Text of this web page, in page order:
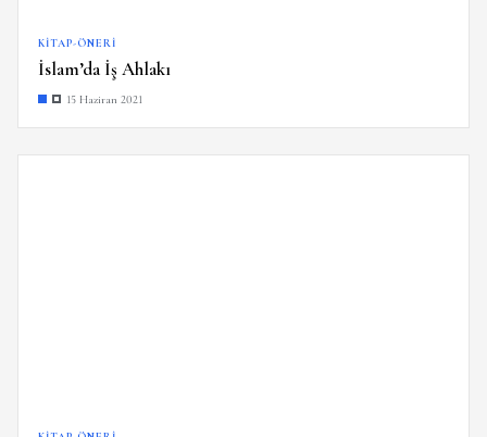
KITAP-ÖNERI
İslam’da İş Ahlakı
15 Haziran 2021